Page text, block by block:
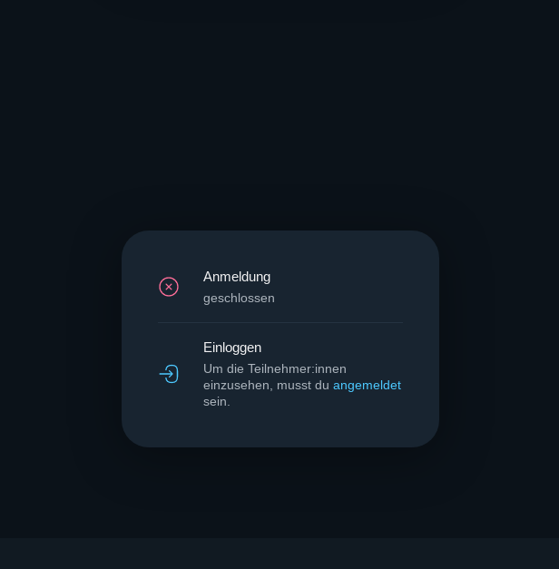
Anmeldung
geschlossen
Einloggen
Um die Teilnehmer:innen
einzusehen, musst du angemeldet
sein.